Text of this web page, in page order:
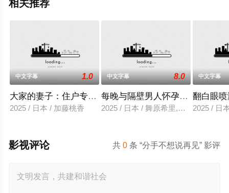
相关推荐
中文字幕 1.0
大家的妻子：住户专用洞口
2025 / 日本 / 加藤桃香
中文字幕 8.0
每晚与隔壁男人怀孕性爱
2025 / 日本 / 舞原希里,佐川金二
中文字幕
翻白眼
2025 / 日
共0 条 “分手不想说再见” 影评
影视评论